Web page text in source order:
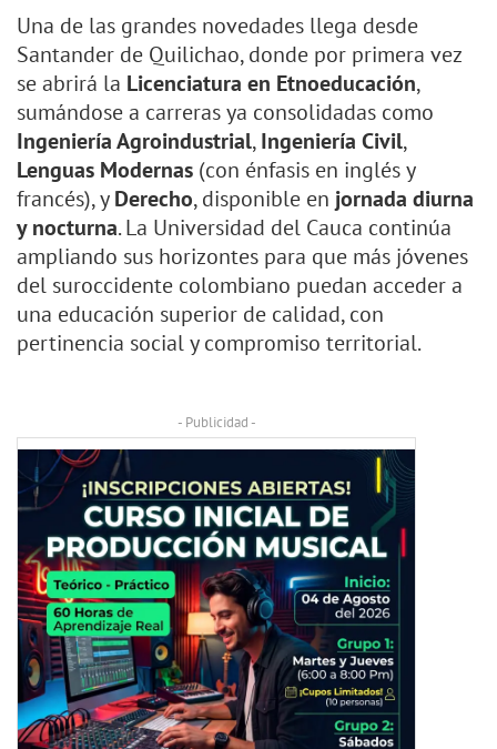
Una de las grandes novedades llega desde
Santander de Quilichao, donde por primera vez
se abrirá la Licenciatura en Etnoeducación,
sumándose a carreras ya consolidadas como
Ingeniería Agroindustrial,Ingeniería Civil,
Lenguas Modernas (con énfasis en inglés y
francés), yDerecho, disponible en jornada diurna
y nocturna. La Universidad del Cauca continúa
ampliando sus horizontes para que más jóvenes
del suroccidente colombiano puedan acceder a
una educación superior de calidad, con
pertinencia social y compromiso territorial.
- Publicidad -